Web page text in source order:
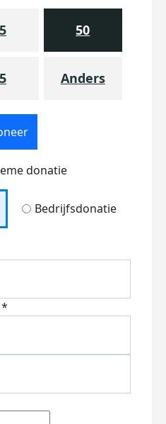
50
Anders
donatie
Bedrijfsdonatie